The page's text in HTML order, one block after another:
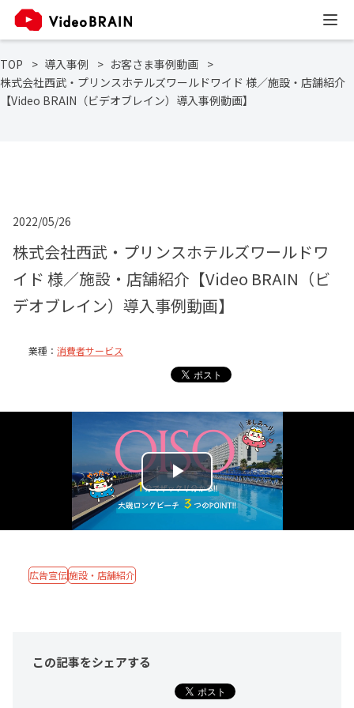
TOP 導入事例
お客さま事例動画
株式会社西武・プリンスホテルズワールドワイド 様／施設・店舗紹介
【Video BRAIN（ビデオブレイン）導入事例動画】
2022/05/26
株式会社西武・プリンスホテルズワールドワ
イド 様／施設・店舗紹介【Video BRAIN（ビ
デオブレイン）導入事例動画】
業種： 消費者サービス
広告宣伝施設・店舗紹介
この記事をシェアする